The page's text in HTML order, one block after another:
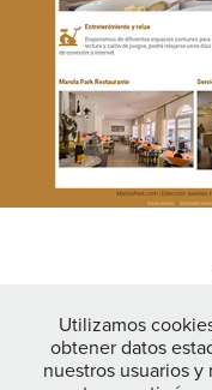
Utilizamos
obtener datos
nuestros usuarios y